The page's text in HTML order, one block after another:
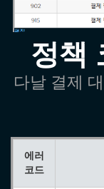
정책
다날 결제
에러
코드